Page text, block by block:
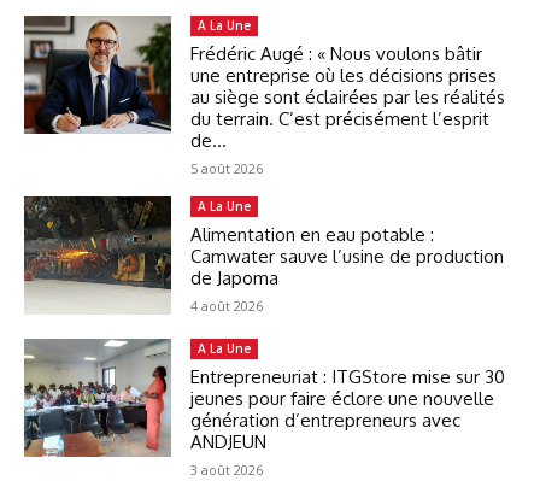
A La Une
Frédéric Augé : « Nous voulons bâtir
une entreprise où les décisions prises
au siège sont éclairées par les réalités
du terrain. C’est précisément l’esprit
de...
5 août 2026
A La Une
Alimentation en eau potable :
Camwater sauve l’usine de production
de Japoma
4 août 2026
A La Une
Entrepreneuriat : ITGStore mise sur 30
jeunes pour faire éclore une nouvelle
génération d’entrepreneurs avec
ANDJEUN
3 août 2026